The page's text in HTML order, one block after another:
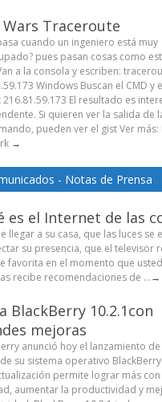
Wars Traceroute
cuando un ingeniero está muy
pues pasan cosas como
a la consola y escriben:
Windows Buscan el CMD y
El resultado es
Si quieren ver la salida de
pueden ver el gist Ver más:
→
- Notas de Prensa
es el Internet de las
llegar a su casa, que las luces se
su presencia, que el televisor
favorita en el momento que
recibe recomendaciones de ...→
BlackBerry 10.2.1con
mejoras
anunció hoy el lanzamiento
su sistema operativo BlackBerry
permite lograr más
aumentar la productividad y